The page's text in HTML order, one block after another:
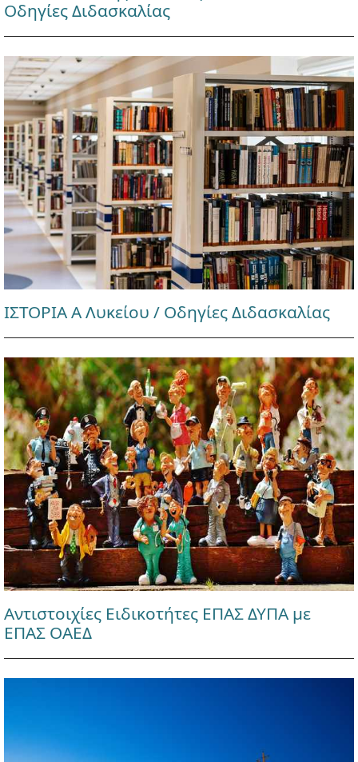
Οδηγίες Διδασκαλίας
ΙΣΤΟΡΙΑ Α Λυκείου / Οδηγίες Διδασκαλίας
Αντιστοιχίες Ειδικοτήτες ΕΠΑΣ ΔΥΠΑ με
ΕΠΑΣ ΟΑΕΔ